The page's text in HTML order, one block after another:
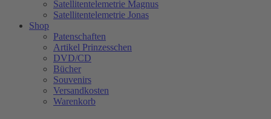
Satellitentelemetrie Magnus
Satellitentelemetrie Jonas
Shop
Patenschaften
Artikel Prinzesschen
DVD/CD
Bücher
Souvenirs
Versandkosten
Warenkorb